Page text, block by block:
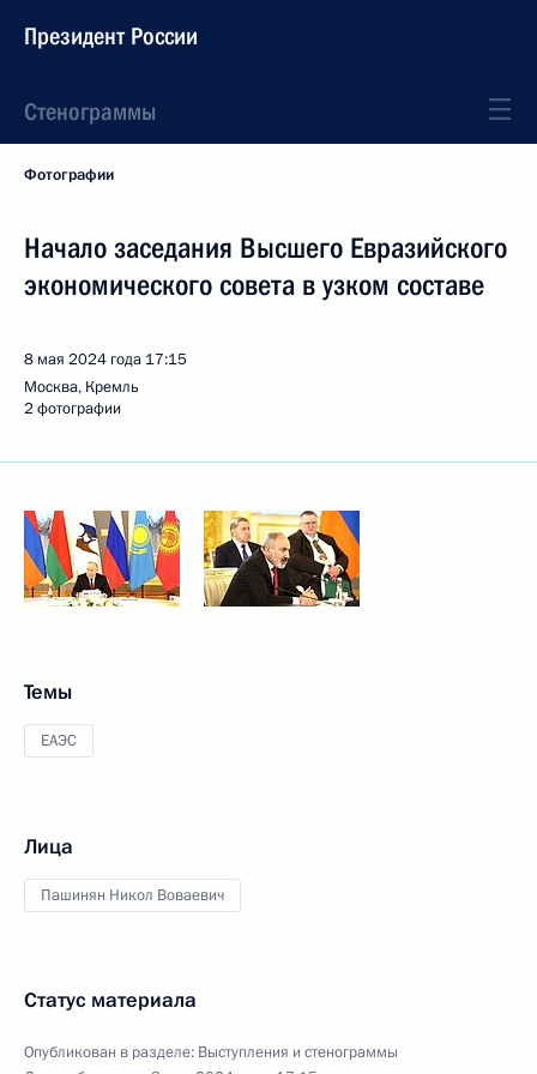
Президент России
Стенограммы
Фотографии
Начало заседания Высшего Евразийского
экономического совета в узком составе
8 мая 2024 года 17:15
Москва, Кремль
2 фотографии
Темы
ЕАЭС
Лица
Пашинян Никол Воваевич
Статус материала
Опубликован в разделе: Выступления и стенограммы